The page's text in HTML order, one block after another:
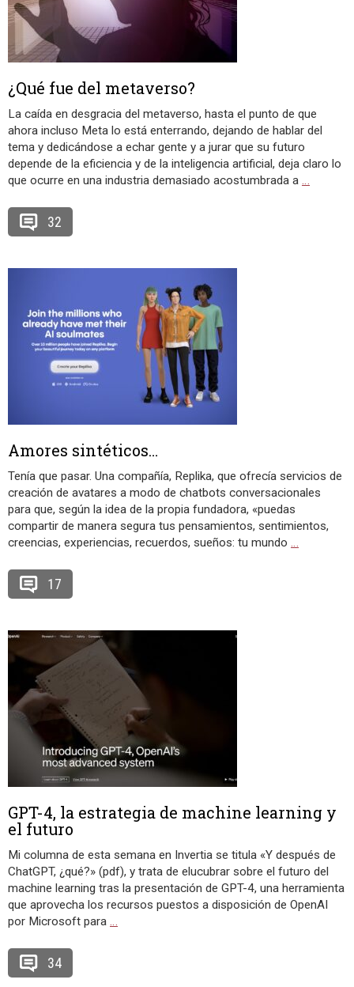
¿Qué fue del metaverso?
La caída en desgracia del metaverso, hasta el punto de que
ahora incluso Meta lo está enterrando, dejando de hablar del
tema y dedicándose a echar gente y a jurar que su futuro
depende de la eficiencia y de la inteligencia artificial, deja claro lo
que ocurre en una industria demasiado acostumbrada a …
32
Amores sintéticos…
Tenía que pasar. Una compañía, Replika, que ofrecía servicios de
creación de avatares a modo de chatbots conversacionales
para que, según la idea de la propia fundadora, «puedas
compartir de manera segura tus pensamientos, sentimientos,
creencias, experiencias, recuerdos, sueños: tu mundo …
17
GPT-4, la estrategia de machine learning y
el futuro
Mi columna de esta semana en Invertia se titula «Y después de
ChatGPT, ¿qué?» (pdf), y trata de elucubrar sobre el futuro del
machine learning tras la presentación de GPT-4, una herramienta
que aprovecha los recursos puestos a disposición de OpenAI
por Microsoft para …
34